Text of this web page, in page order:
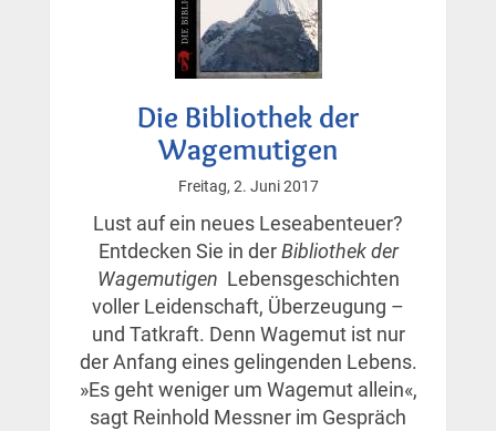
Die Bibliothek der
Wagemutigen
Freitag, 2. Juni 2017
Lust auf ein neues Leseabenteuer?
Entdecken Sie in derBibliothek der
Wagemutigen Lebensgeschichten
voller Leidenschaft, Überzeugung –
und Tatkraft. Denn Wagemut ist nur
der Anfang eines gelingenden Lebens.
»Es geht weniger um Wagemut allein«,
sagt Reinhold Messner im Gespräch